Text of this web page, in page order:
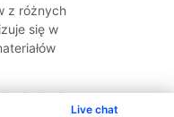
Live chat
z różnych
się w